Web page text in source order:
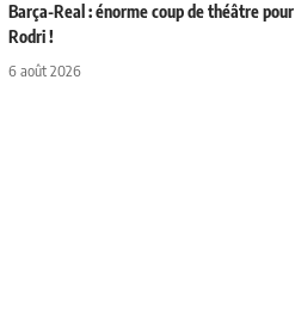
Barça-Real : énorme coup de théâtre pour
Rodri !
6 août 2026